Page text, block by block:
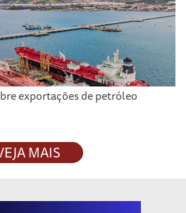
exportações de petróleo
MAIS